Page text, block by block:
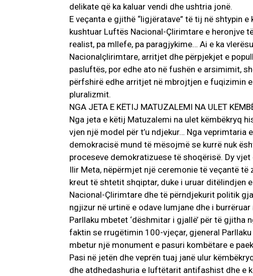
delikate që ka kaluar vendi dhe ushtria jonë.
E veçanta e gjithë “ligjëratave” të tij në shtypin
kushtuar Luftës Nacional-Çlirimtare e heronjve
realist, pa mllefe, pa paragjykime… Ai e ka
Nacionalçlirimtare, arritjet dhe përpjekjet e
pasluftës, por edhe ato në fushën e arsimimit,
përfshirë edhe arritjet në mbrojtjen e fuqizimin
pluralizmit.
NGA JETA E KËTIJ MATUZALEMI NA ULET
Nga jeta e këtij Matuzalemi na ulet këmbëkryq
vjen një model për t’u ndjekur… Nga veprimtaria
demokracisë mund të mësojmë se kurrë nuk
proceseve demokratizuese të shoqërisë. Dy vjet
Ilir Meta, nëpërmjet një ceremonie të veçantë të
kreut të shtetit shqiptar, duke i uruar ditëlindjen
Nacional-Çlirimtare dhe të përndjekurit politik
ngjizur në urtinë e odave lumjane dhe i
Parllaku mbetet ‘dëshmitar i gjallë’ për të gjitha
faktin se rrugëtimin 100-vjeçar, gjeneral
mbetur një monument e pasuri kombëtare e
Pasi në jetën dhe veprën tuaj janë ulur
dhe atdhedashuria e luftëtarit antifashist dhe e